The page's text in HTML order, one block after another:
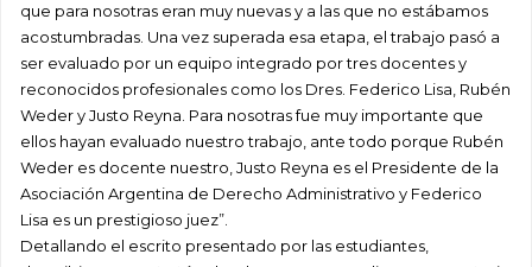
que para nosotras eran muy nuevas y a las que no estábamos
acostumbradas. Una vez superada esa etapa, el trabajo pasó a
ser evaluado por un equipo integrado por tres docentes y
reconocidos profesionales como los Dres. Federico Lisa, Rubén
Weder y Justo Reyna. Para nosotras fue muy importante que
ellos hayan evaluado nuestro trabajo, ante todo porque Rubén
Weder es docente nuestro, Justo Reyna es el Presidente de la
Asociación Argentina de Derecho Administrativo y Federico
Lisa es un prestigioso juez”.
Detallando el escrito presentado por las estudiantes,